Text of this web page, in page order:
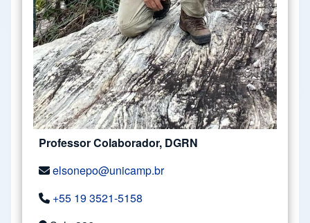
Professor Colaborador, DGRN
elsonepo@unicamp.br
+55 19 3521-5158